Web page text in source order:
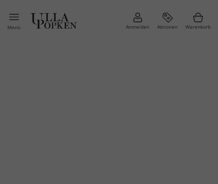
Menü Anmelden Aktionen Warenkorb